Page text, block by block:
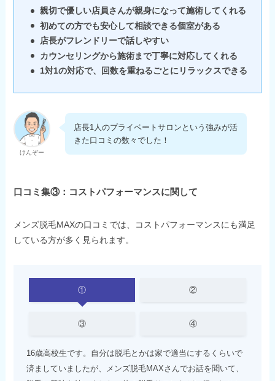
親切で優しい店員さんが親身になって施術してくれる
初めての方でも安心して相談できる個室がある
店長がフレンドリーで話しやすい
カウンセリングから施術まで丁寧に対応してくれる
1対1の対応で、回数を重ねるごとにリラックスできる
けんぞー
店長1人のプライベートサロンという強みが活
きた口コミの数々でした！
口コミ集③：コストパフォーマンスに関して
メンズ脱毛MAXの口コミでは、コストパフォーマンスにも満足
している方が多く見られます。
① ②
③ ④
16歳高校生です。自分は脱毛とかは家で適当にするくらいで
済ましていましたが、メンズ脱毛MAXさんでお話を聞いて、